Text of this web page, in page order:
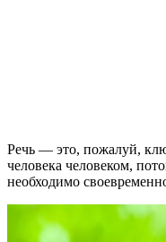
Речь — это, пожалуй,
человека человеком,
необходимо